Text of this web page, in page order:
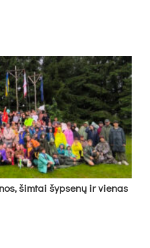
šim­tai šyp­se­nų ir vie­nas